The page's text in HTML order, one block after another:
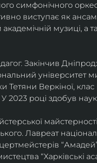
симфонічного
виступає як
академічній музиці,
Закінчив
університет
Тетяни Веркіної,
2023 році здобув
Лавреат
“Амадей”
“Харківські